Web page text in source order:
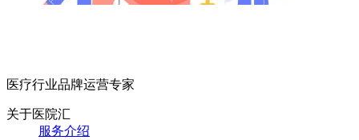
医疗行业品牌运营专家
关于医院汇
服务介绍